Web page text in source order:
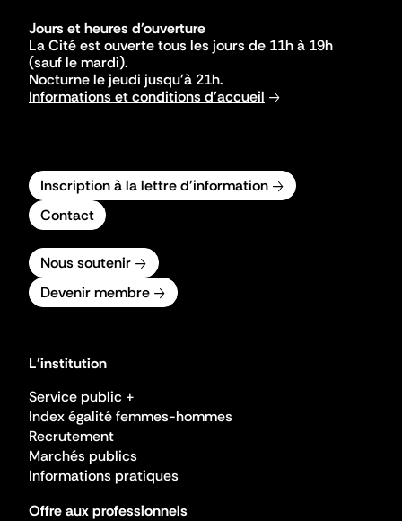
Jours et heures d'ouverture
La Cité est ouverte tous les jours de 11h à 19h
(sauf le mardi).
Nocturne le jeudi jusqu'à 21h.
Informations et conditions d'accueil
Inscription à la lettre d'information
Contact
Nous soutenir
Devenir membre
L'institution
Service public +
Index égalité femmes-hommes
Recrutement
Marchés publics
Informations pratiques
Offre aux professionnels